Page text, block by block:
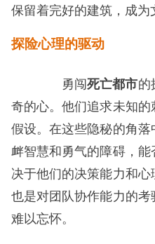
保留着完好的建筑，成为
探险心理的驱动
勇闯死亡都市的
奇的心。他们追求未知
假设。在这些隐秘的角
衅智慧和勇气的障碍，
决于他们的决策能力和
也是对团队协作能力的
难以忘怀。